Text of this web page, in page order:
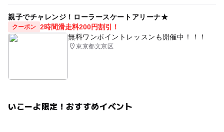
親子でチャレンジ！ローラースケートアリーナ★
クーポン 2時間滑走料200円割引！
無料ワンポイントレッスンも開催中！！！
東京都文京区
いこーよ限定！おすすめイベント